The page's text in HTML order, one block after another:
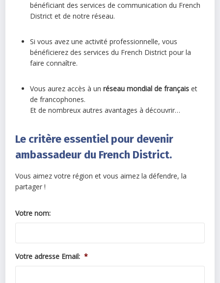
bénéficiant des services de communication du French
District et de notre réseau.
Si vous avez une activité professionnelle, vous
bénéficierez des services du French District pour la
faire connaître.
Vous aurez accès à unréseau mondial de français et
de francophones.
Et de nombreux autres avantages à découvrir…
Le critère essentiel pour devenir
ambassadeur du French District.
Vous aimez votre région et vous aimez la défendre, la
partager !
Votre nom:
Votre adresse Email: *